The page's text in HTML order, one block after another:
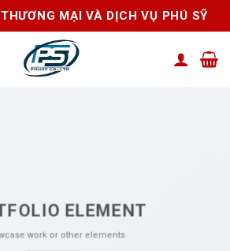
MẠI VÀ DỊCH VỤ PHÚ SỸ
ELEMENT
work or other elements